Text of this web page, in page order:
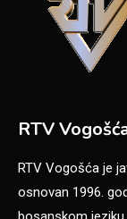
RTV
RTV Vogošća je
osnovan 1996.